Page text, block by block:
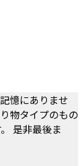
憶にありませ
物タイプのもの
是非最後ま